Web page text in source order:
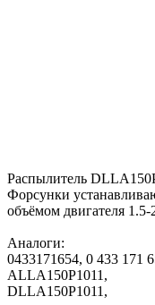
Распылитель
Форсунки
объёмом двигателя 1.5-
Аналоги:
0433171654, 0 433 171
ALLA150P1011,
DLLA150P1011,